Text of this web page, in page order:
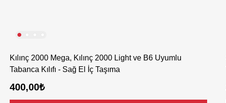
Kılınç 2000 Mega, Kılınç 2000 Light ve B6 Uyumlu
Tabanca Kılıfı - Sağ El İç Taşıma
400,00₺